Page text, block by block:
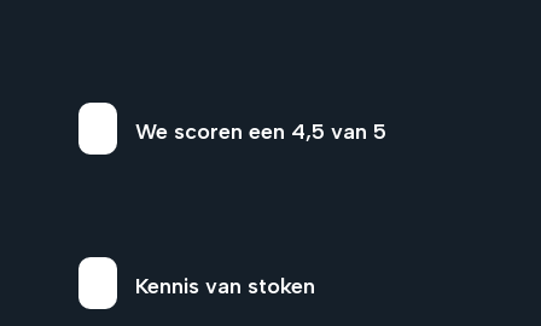
We scoren een 4,5 van 5
Kennis van stoken